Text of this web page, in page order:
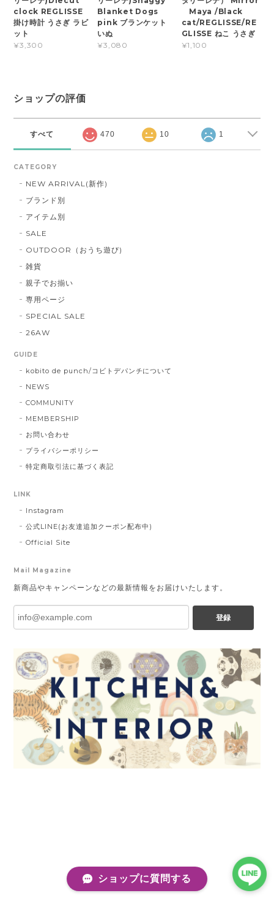
clock REGLISSE
掛け時計 うさぎ ラビ
ット
¥3,300
Blanket Dogs
pink ブランケット
いぬ
¥3,080
Maya /Black
cat/REGLISSE/RE
GLISSE ねこ うさぎ
¥1,100
ショップの評価
すべて 470 10 1
CATEGORY
NEW ARRIVAL(新作)
ブランド別
アイテム別
SALE
OUTDOOR（おうち遊び)
雑貨
親子でお揃い
専用ページ
SPECIAL SALE
26AW
GUIDE
kobito de punch/コビトデパンチについて
NEWS
COMMUNITY
MEMBERSHIP
お問い合わせ
プライバシーポリシー
特定商取引法に基づく表記
LINK
Instagram
公式LINE(お友達追加クーポン配布中)
Official Site
Mail Magazine
新商品やキャンペーンなどの最新情報をお届けいたします。
登録
ショップに質問する